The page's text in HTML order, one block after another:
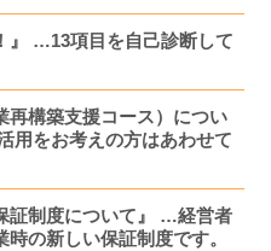
』 …13項目を自己診断して
再構築支援コース）につい
用をお考えの方はあわせて
証制度について』 …経営者
の新しい保証制度です。